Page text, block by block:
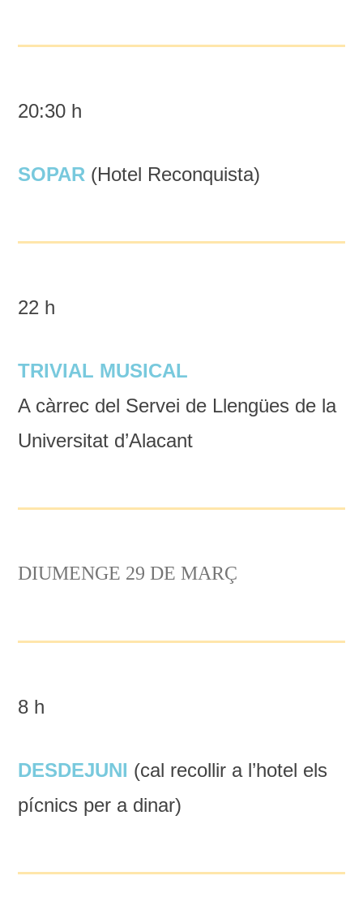
20:30 h
SOPAR (Hotel Reconquista)
22 h
TRIVIAL MUSICAL
A càrrec del Servei de Llengües de la
Universitat d’Alacant
DIUMENGE 29 DE MARÇ
8 h
DESDEJUNI (cal recollir a l’hotel els
pícnics per a dinar)